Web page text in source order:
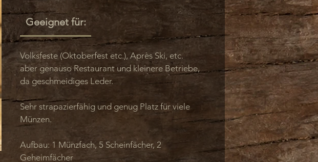
Geeignet für:
Volksfeste (Oktoberfest etc.), Après Ski, etc.
aber genauso Restaurant und kleinere Betriebe,
da geschmeidiges Leder.
Sehr strapazierfähig und genug Platz für viele
Münzen.
Aufbau: 1 Münzfach, 5 Scheinfächer, 2
Geheimfächer